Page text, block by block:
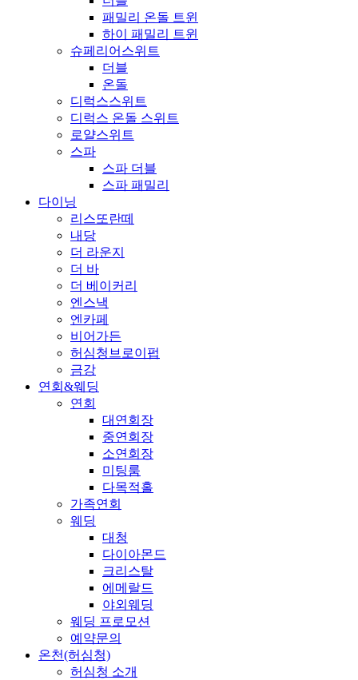
패밀리 온돌 트윈
하이 패밀리 트윈
슈페리어스위트
더블
온돌
디럭스스위트
디럭스 온돌 스위트
로얄스위트
스파
스파 더블
스파 패밀리
다이닝
리스또란떼
내당
더 라운지
더 바
더 베이커리
엔스낵
엔카페
비어가든
허심청브로이펍
금강
연회&웨딩
연회
대연회장
중연회장
소연회장
미팅룸
다목적홀
가족연회
웨딩
대청
다이아몬드
크리스탈
에메랄드
야외웨딩
웨딩 프로모션
예약문의
온천(허심청)
허심청 소개